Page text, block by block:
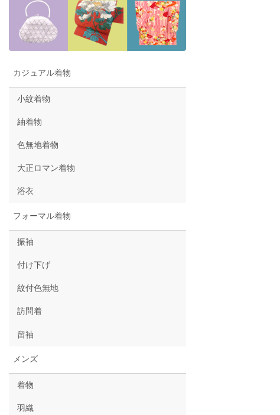
カジュアル着物
小紋着物
紬着物
色無地着物
大正ロマン着物
浴衣
フォーマル着物
振袖
付け下げ
紋付色無地
訪問着
留袖
メンズ
着物
羽織